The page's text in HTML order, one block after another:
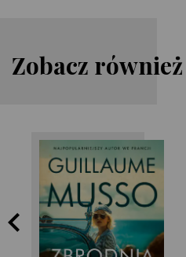
Zobacz również
Guillaume Musso